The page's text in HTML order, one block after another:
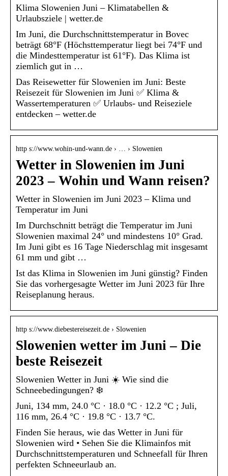
Klima Slowenien Juni – Klimatabellen &
Urlaubsziele | wetter.de
Im Juni, die Durchschnittstemperatur in Bovec
beträgt 68°F (Höchsttemperatur liegt bei 74°F und
die Mindesttemperatur ist 61°F). Das Klima ist
ziemlich gut in …
Das Reisewetter für Slowenien im Juni: Beste
Reisezeit für Slowenien im Juni ✅ Klima &
Wassertemperaturen ✅ Urlaubs- und Reiseziele
entdecken – wetter.de
http s://www.wohin-und-wann.de › … › Slowenien
Wetter in Slowenien im Juni
2023 – Wohin und Wann reisen?
Wetter in Slowenien im Juni 2023 – Klima und
Temperatur im Juni
Im Durchschnitt beträgt die Temperatur im Juni
Slowenien maximal 24° und mindestens 10° Grad.
Im Juni gibt es 16 Tage Niederschlag mit insgesamt
61 mm und gibt …
Ist das Klima in Slowenien im Juni günstig? Finden
Sie das vorhergesagte Wetter im Juni 2023 für Ihre
Reiseplanung heraus.
http s://www.diebestereisezeit.de › Slowenien
Slowenien wetter im Juni – Die
beste Reisezeit
Slowenien Wetter in Juni ☀️ Wie sind die
Schneebedingungen? ❄️
Juni, 134 mm, 24.0 °C · 18.0 °C · 12.2 °C ; Juli,
116 mm, 26.4 °C · 19.8 °C · 13.7 °C.
Finden Sie heraus, wie das Wetter in Juni für
Slowenien wird • Sehen Sie die Klimainfos mit
Durchschnittstemperaturen und Schneefall für Ihren
perfekten Schneeurlaub an.